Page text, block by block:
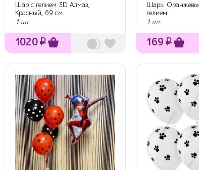
Шар с гелием 3D Алмаз,
Красный, 69 см.
1 шт.
1020₽
Шары
гелием
1 шт.
169 ₽